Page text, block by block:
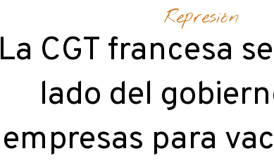
Represión
La CGT francesa
lado del
empresas para